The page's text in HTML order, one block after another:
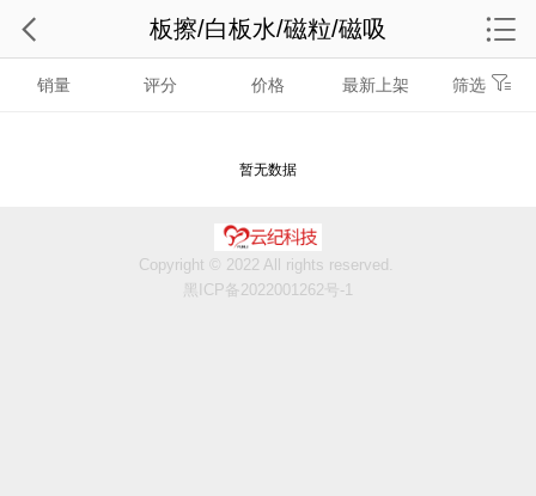
销量 评分 价格 最新上架 筛选
暂无数据
板擦/白板水/磁粒/磁吸
Copyright © 2022 All rights reserved.
黑ICP备2022001262号-1